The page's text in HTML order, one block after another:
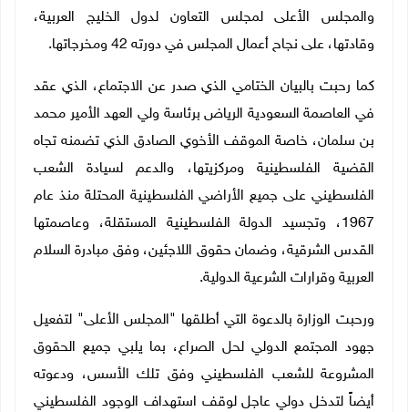
والمجلس الأعلى لمجلس التعاون لدول الخليج العربية،
وقادتها، على نجاح أعمال المجلس في دورته 42 ومخرجاتها.
كما رحبت بالبيان الختامي الذي صدر عن الاجتماع، الذي عقد
في العاصمة السعودية الرياض برئاسة ولي العهد الأمير محمد
بن سلمان، خاصة الموقف الأخوي الصادق الذي تضمنه تجاه
القضية الفلسطينية ومركزيتها، والدعم لسيادة الشعب
الفلسطيني على جميع الأراضي الفلسطينية المحتلة منذ عام
1967، وتجسيد الدولة الفلسطينية المستقلة، وعاصمتها
القدس الشرقية، وضمان حقوق اللاجئين، وفق مبادرة السلام
العربية وقرارات الشرعية الدولية.
ورحبت الوزارة بالدعوة التي أطلقها "المجلس الأعلى" لتفعيل
جهود المجتمع الدولي لحل الصراع، بما يلبي جميع الحقوق
المشروعة للشعب الفلسطيني وفق تلك الأسس، ودعوته
أيضاً لتدخل دولي عاجل لوقف استهداف الوجود الفلسطيني